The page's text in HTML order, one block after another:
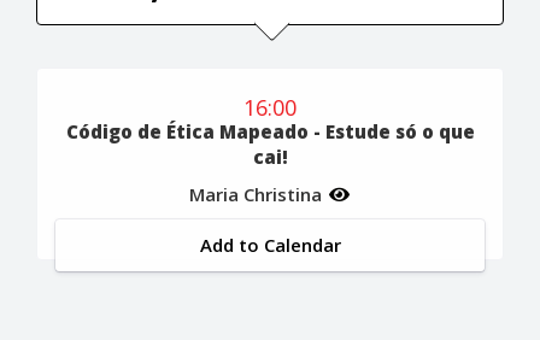
16:00
Código de Ética Mapeado - Estude só o que
cai!
Maria Christina
Add to Calendar